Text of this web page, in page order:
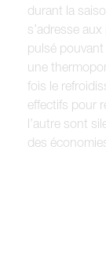
durant la
s’adresse
pulsé
une
fois le
effectifs pour
l’autre sont
des